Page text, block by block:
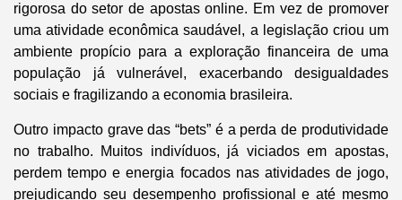
rigorosa do setor de apostas online. Em vez de promover
uma atividade econômica saudável, a legislação criou um
ambiente propício para a exploração financeira de uma
população já vulnerável, exacerbando desigualdades
sociais e fragilizando a economia brasileira.
Outro impacto grave das “bets” é a perda de produtividade
no trabalho. Muitos indivíduos, já viciados em apostas,
perdem tempo e energia focados nas atividades de jogo,
prejudicando seu desempenho profissional e até mesmo